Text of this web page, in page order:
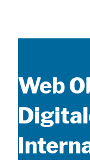
Web